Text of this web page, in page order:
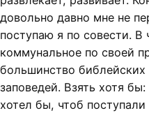
довольно давно мне не
поступаю я по совести. В
коммунальное по своей
большинство
заповедей. Взять хотя
хотел бы, чтоб